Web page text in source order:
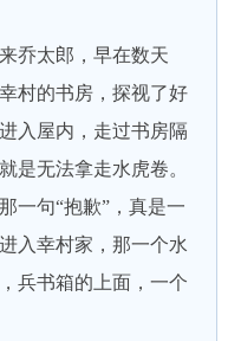
太郎，早在数天
村的书房，探视了好
入屋内，走过书房隔
是无法拿走水虎卷。
一句“抱歉”，真是一
入幸村家，那一个水
兵书箱的上面，一个